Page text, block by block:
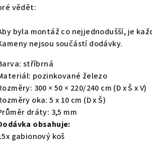
vědět:
byla montáž co nejjednodušší, je
nejsou součástí dodávky.
stříbrná
pozinkované železo
300 × 50 × 220/240 cm (D x Š x V)
oka: 5 x 10 cm (D x Š)
dráty: 3,5 mm
obsahuje:
gabionový koš